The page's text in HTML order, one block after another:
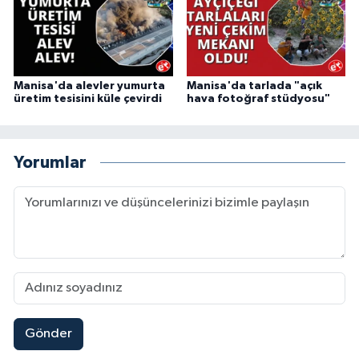
Manisa'da alevler yumurta
üretim tesisini küle çevirdi
Manisa'da tarlada "açık
hava fotoğraf stüdyosu"
Yorumlar
Gönder